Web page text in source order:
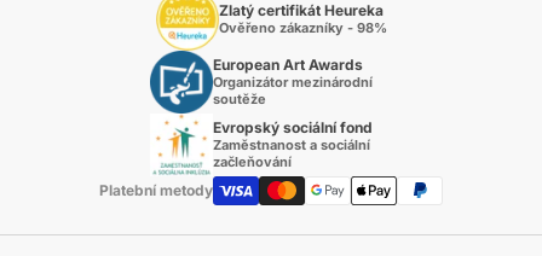
Zlatý certifikát Heureka
Ověřeno zákazníky - 98%
European Art Awards
Organizátor mezinárodní
soutěže
Evropský sociální fond
Zaměstnanost a sociální
začleňování
Platební metody